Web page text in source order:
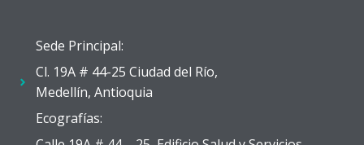
Sede Principal:
Cl. 19A # 44-25 Ciudad del Río,
Medellín, Antioquia
Ecografías: